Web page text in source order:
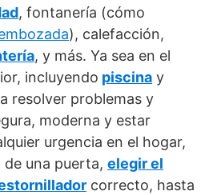
, fontanería (cómo
), calefacción,
, y más. Ya sea en el
incluyendo piscina y
resolver problemas y
moderna y estar
urgencia en el hogar,
una puerta, elegir el
correcto, hasta